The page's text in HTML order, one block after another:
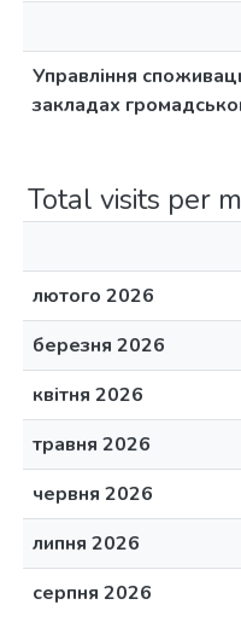
Управління
закладах
Total visits per
лютого 2026
березня 2026
квітня 2026
травня 2026
червня 2026
липня 2026
серпня 2026